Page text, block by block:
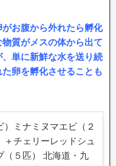
お腹から外れたら孵化
質がメスの体から出て
単に新鮮な水を送り続
卵を孵化させることも
）ミナミヌマエビ（２
＋チェリーレッドシュ
（５匹） 北海道・九